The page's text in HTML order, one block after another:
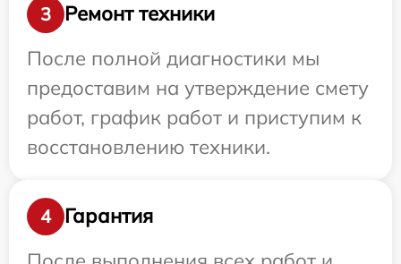
3
Ремонт техники
После полной диагностики мы
предоставим на утверждение смету
работ, график работ и приступим к
восстановлению техники.
4
Гарантия